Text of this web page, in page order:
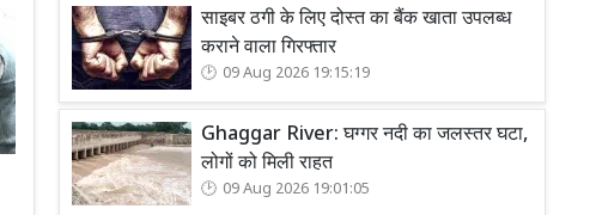
साइबर ठगी के लिए दोस्त का बैंक खाता उपलब्ध
कराने वाला गिरफ्तार
09 Aug 2026 19:15:19
Ghaggar River: घग्गर नदी का जलस्तर घटा,
लोगों को मिली राहत
09 Aug 2026 19:01:05